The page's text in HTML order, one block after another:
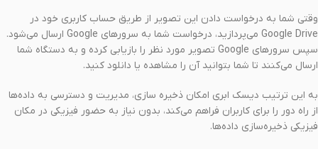
وقتی شما به درخواست دادن این تصویر از طریق حساب کاربری خود در
Google Drive می‌پردازید، درخواست شما به سرورهای Google ارسال می‌شود.
سپس سرورهای Google تصویر مورد نظر را بازیابی کرده و به دستگاه شما
ارسال می‌کنند تا شما بتوانید آن را مشاهده یا دانلود کنید.
به این ترتیب دیسک ابری امکان ذخیره سازی، مدیریت و دسترسی به داده‌ها
از راه دور را برای کاربران فراهم می‌کند، بدون نیاز به حضور فیزیکی در مکان
فیزیکی ذخیره‌سازی داده‌ها.